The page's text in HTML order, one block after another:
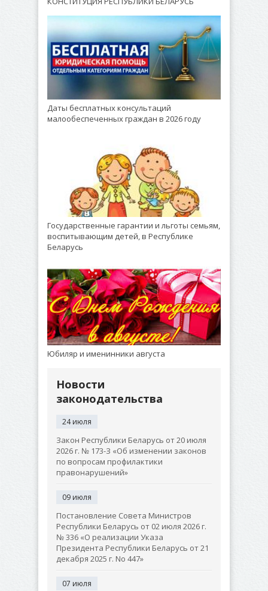
Даты бесплатных консультаций
малообеспеченных граждан в 2026 году
Государственные гарантии и льготы семьям,
воспитывающим детей, в Республике
Беларусь
Юбиляр и именинники августа
Новости
законодательства
24 июля
Закон Республики Беларусь от 20 июля
2026 г. № 173-З «Об изменении законов
по вопросам профилактики
правонарушений»
09 июля
Постановление Совета Министров
Республики Беларусь от 02 июля 2026 г.
№ 336 «О реализации Указа
Президента Республики Беларусь от 21
декабря 2025 г. No 447»
07 июля